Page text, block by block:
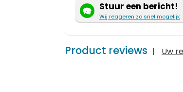
Stuur een bericht!
Wij reageren zo snel mogelijk
Product reviews | Uw